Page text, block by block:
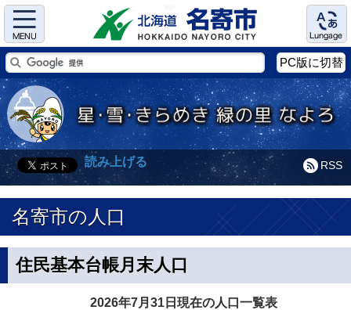
Menu Language
PC版に切替
RSS
読み上げる
名寄市の人口
住民基本台帳月末人口
2026年7月31日現在の人口一覧表